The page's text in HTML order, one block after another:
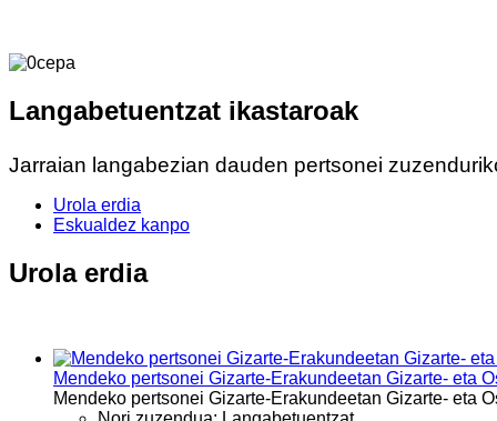
Langabetuentzat ikastaroak
Jarraian langabezian dauden pertsonei
Urola erdia
Eskualdez kanpo
Urola erdia
Mendeko pertsonei Gizarte-Erakundeetan Gizarte- eta
Mendeko pertsonei Gizarte-Erakundeetan Gizarte- eta